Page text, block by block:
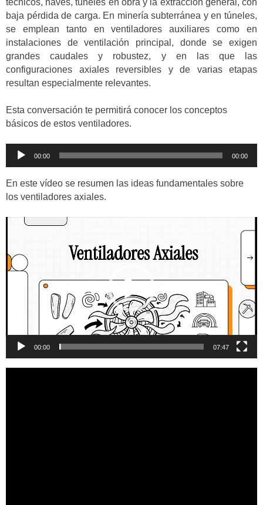
baja pérdida de carga. En minería subterránea y en túneles,
se emplean tanto en ventiladores auxiliares como en
instalaciones de ventilación principal, donde se exigen
grandes caudales y robustez, y en las que las
configuraciones axiales reversibles y de varias etapas
resultan especialmente relevantes.
Esta conversación te permitirá conocer los conceptos
básicos de estos ventiladores.
Reproductor
00:00 00:00
En este vídeo se resumen las ideas fundamentales sobre
los ventiladores axiales.
Reproductor
00:00 07:47